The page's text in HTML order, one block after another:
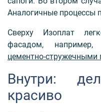
Аналогичные процессы
Сверху Изоплат
фасадом, например,
цементно-стружечными
Внутри:
красиво